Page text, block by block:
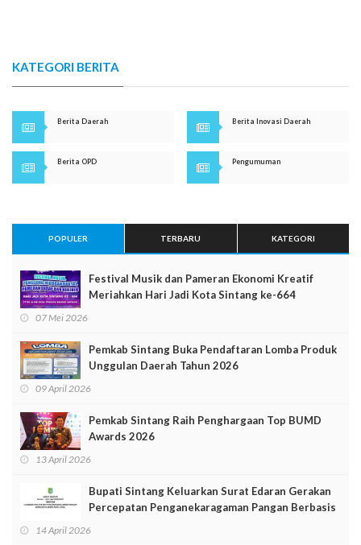
KATEGORI BERITA
Berita Daerah Berita Inovasi Daerah
Berita OPD Pengumuman
POPULER TERBARU KATEGORI
Festival Musik dan Pameran Ekonomi Kreatif
Meriahkan Hari Jadi Kota Sintang ke-664
07 Mei 2026
Pemkab Sintang Buka Pendaftaran Lomba Produk
Unggulan Daerah Tahun 2026
09 April 2026
Pemkab Sintang Raih Penghargaan Top BUMD
Awards 2026
13 April 2026
Bupati Sintang Keluarkan Surat Edaran Gerakan
Percepatan Penganekaragaman Pangan Berbasis
14 April 2026